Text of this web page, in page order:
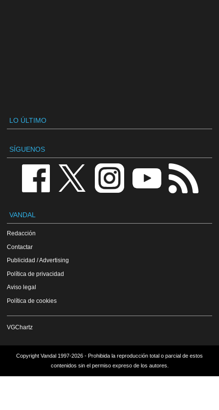
LO ÚLTIMO
SÍGUENOS
VANDAL
Redacción
Contactar
Publicidad / Advertising
Política de privacidad
Aviso legal
Política de cookies
VGChartz
Copyright Vandal 1997-2026 - Prohibida la reproducción total o parcial de estos
contenidos sin el permiso expreso de los autores.